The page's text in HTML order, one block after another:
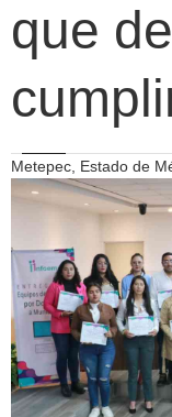
que
Metepec, Estado de